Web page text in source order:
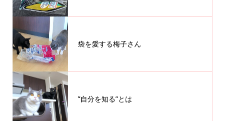
袋を愛する梅子さん
”自分を知る”とは